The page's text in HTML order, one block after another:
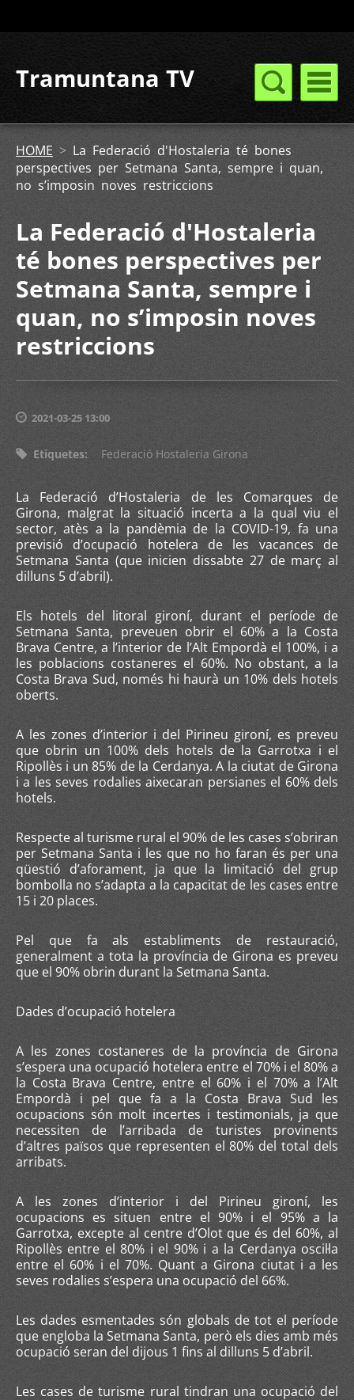
Tramuntana TV
HOME > La Federació d'Hostaleria té bones
perspectives per Setmana Santa, sempre i quan,
no s’imposin noves restriccions
La Federació d'Hostaleria
té bones perspectives per
Setmana Santa, sempre i
quan, no s’imposin noves
restriccions
2021-03-25 13:00
Etiquetes: Federació Hostaleria Girona
La Federació d’Hostaleria de les Comarques de
Girona, malgrat la situació incerta a la qual viu el
sector, atès a la pandèmia de la COVID-19, fa una
previsió d’ocupació hotelera de les vacances de
Setmana Santa (que inicien dissabte 27 de març al
dilluns 5 d’abril).
Els hotels del litoral gironí, durant el període de
Setmana Santa, preveuen obrir el 60% a la Costa
Brava Centre, a l’interior de l’Alt Empordà el 100%, i a
les poblacions costaneres el 60%. No obstant, a la
Costa Brava Sud, només hi haurà un 10% dels hotels
oberts.
A les zones d’interior i del Pirineu gironí, es preveu
que obrin un 100% dels hotels de la Garrotxa i el
Ripollès i un 85% de la Cerdanya. A la ciutat de Girona
i a les seves rodalies aixecaran persianes el 60% dels
hotels.
Respecte al turisme rural el 90% de les cases s’obriran
per Setmana Santa i les que no ho faran és per una
qüestió d’aforament, ja que la limitació del grup
bombolla no s’adapta a la capacitat de les cases entre
15 i 20 places.
Pel que fa als establiments de restauració,
generalment a tota la província de Girona es preveu
que el 90% obrin durant la Setmana Santa.
Dades d’ocupació hotelera
A les zones costaneres de la província de Girona
s’espera una ocupació hotelera entre el 70% i el 80% a
la Costa Brava Centre, entre el 60% i el 70% a l’Alt
Empordà i pel que fa a la Costa Brava Sud les
ocupacions són molt incertes i testimonials, ja que
necessiten de l’arribada de turistes provinents
d’altres països que representen el 80% del total dels
arribats.
A les zones d’interior i del Pirineu gironí, les
ocupacions es situen entre el 90% i el 95% a la
Garrotxa, excepte al centre d’Olot que és del 60%, al
Ripollès entre el 80% i el 90% i a la Cerdanya oscil·la
entre el 60% i el 70%. Quant a Girona ciutat i a les
seves rodalies s’espera una ocupació del 66%.
Les dades esmentades són globals de tot el període
que engloba la Setmana Santa, però els dies amb més
ocupació seran del dijous 1 fins al dilluns 5 d’abril.
Les cases de turisme rural tindran una ocupació del